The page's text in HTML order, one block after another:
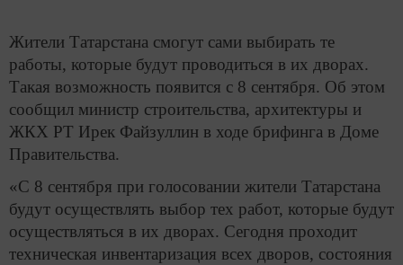
Жители Татарстана смогут сами выбирать те
работы, которые будут проводиться в их дворах.
Такая возможность появится с 8 сентября. Об этом
сообщил министр строительства, архитектуры и
ЖКХ РТ Ирек Файзуллин в ходе брифинга в Доме
Правительства.
«С 8 сентября при голосовании жители Татарстана
будут осуществлять выбор тех работ, которые будут
осуществляться в их дворах. Сегодня проходит
техническая инвентаризация всех дворов, состояния